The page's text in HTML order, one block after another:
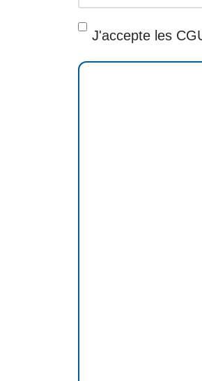
J'accepte les